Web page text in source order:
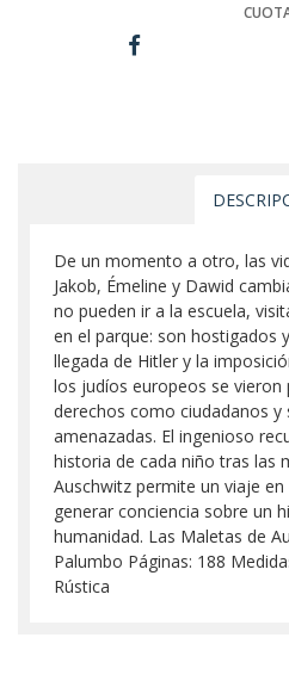
De un momento a otro, las
Jakob, Émeline y Dawid
no pueden ir a la escuela,
en el parque: son hostigados
llegada de Hitler y la
los judíos europeos se vieron
derechos como ciudadanos y
amenazadas. El ingenioso
historia de cada niño tras las
Auschwitz permite un viaje
generar conciencia sobre un
humanidad. Las Maletas de
Palumbo Páginas: 188
Rústica